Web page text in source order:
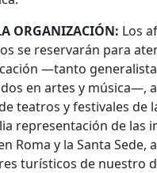
ORGANIZACIÓN: Los
se reservarán para
—tanto
en artes y música—,
teatros y festivales de
representación de las
Roma y la Santa Sede,
turísticos de nuestro